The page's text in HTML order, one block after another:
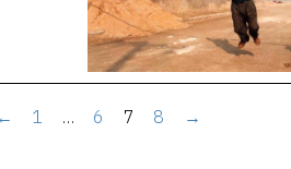
← 1 … 6 7 8 →